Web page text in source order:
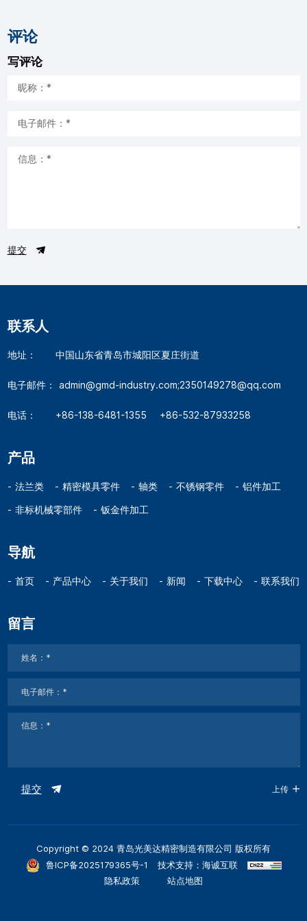
评论
写评论
提交
联系人
地址： 中国山东省青岛市城阳区夏庄街道
电子邮件： admin@gmd-industry.com;2350149278@qq.com
电话： +86-138-6481-1355 +86-532-87933258
产品
法兰类 精密模具零件 轴类 不锈钢零件 铝件加工
非标机械零部件 钣金件加工
导航
首页 产品中心 关于我们 新闻 下载中心 联系我们
留言
提交 上传
Copyright © 2024 青岛光美达精密制造有限公司 版权所有
鲁ICP备2025179365号-1
技术支持：海诚互联
隐私政策
站点地图